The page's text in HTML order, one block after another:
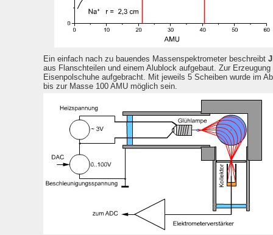
Ein einfach nach zu bauendes Massenspektrometer beschreibt
aus Flanschteilen und einem Alublock aufgebaut. Zur
Eisenpolschuhe aufgebracht. Mit jeweils 5 Scheiben wurde im
bis zur Masse 100 AMU möglich sein.